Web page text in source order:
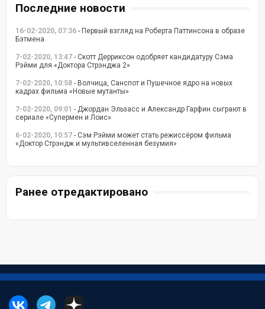
Последние новости
16-02-2020, 07:36 - Первый взгляд на Роберта Паттинсона в образе
Бэтмена
7-02-2020, 13:47 - Скотт Дерриксон одобряет кандидатуру Сэма
Рэйми для «Доктора Стрэнджа 2»
7-02-2020, 10:58 - Волчица, Санспот и Пушечное ядро на новых
кадрах фильма «Новые мутанты»
7-02-2020, 09:01 - Джордан Эльзасс и Александр Гарфин сыграют в
сериале «Супермен и Лоис»
6-02-2020, 10:57 - Сэм Рэйми может стать режиссёром фильма
«Доктор Стрэндж и мультивселенная безумия»
Ранее отредактировано